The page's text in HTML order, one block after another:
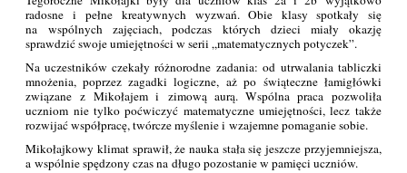
radosne i pełne kreatywnych wyzwań. Obie klasy spotkały się
na wspólnych zajęciach, podczas których dzieci miały okazję
sprawdzić swoje umiejętności w serii „matematycznych potyczek”.
Na uczestników czekały różnorodne zadania: od utrwalania tabliczki
mnożenia, poprzez zagadki logiczne, aż po świąteczne łamigłówki
związane z Mikołajem i zimową aurą. Wspólna praca pozwoliła
uczniom nie tylko poćwiczyć matematyczne umiejętności, lecz także
rozwijać współpracę, twórcze myślenie i wzajemne pomaganie sobie.
Mikołajkowy klimat sprawił, że nauka stała się jeszcze przyjemniejsza,
a wspólnie spędzony czas na długo pozostanie w pamięci uczniów.